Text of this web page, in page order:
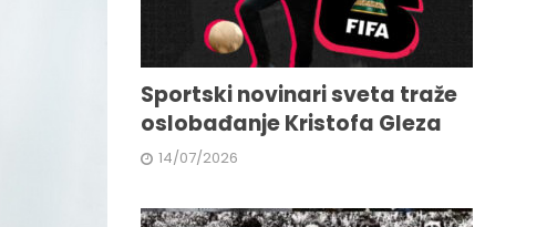
Sportski novinari sveta traže
oslobađanje Kristofa Gleza
14/07/2026